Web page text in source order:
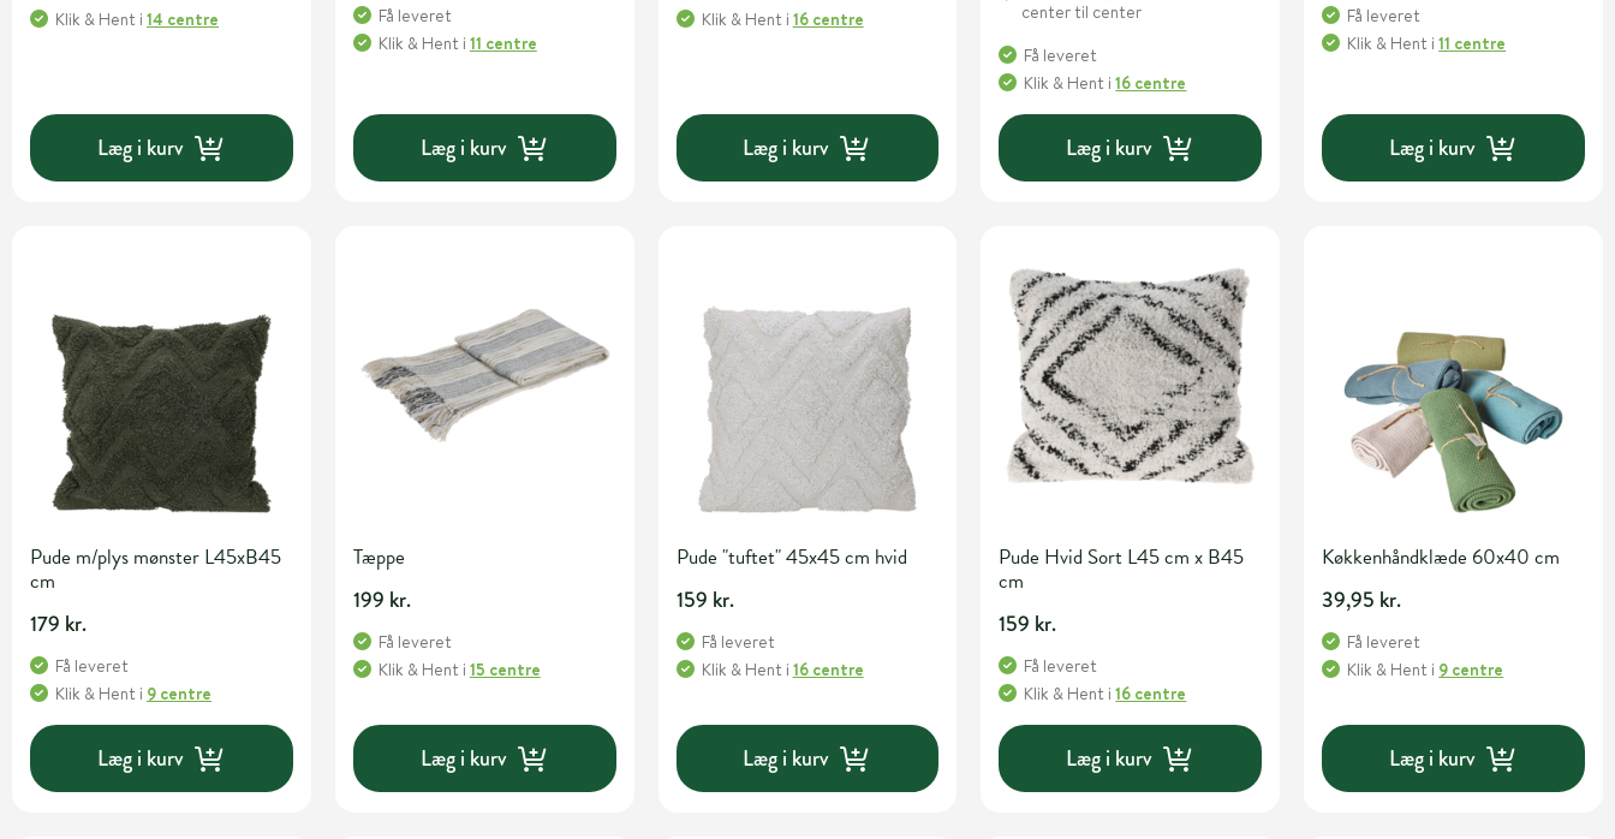
Klik & Hent i 14 centre
Læg i kurv
Få leveret
Klik & Hent i 11 centre
Læg i kurv
Klik & Hent i 16 centre
Læg i kurv
center til center
Få leveret
Klik & Hent i16 centre
Læg i kurv
Få leveret
Klik & Hent i11 centre
Læg i kurv
Pude m/plys mønster L45xB45
cm
179 kr.
Få leveret
Klik & Hent i 9 centre
Læg i kurv
Tæppe
199 kr.
Få leveret
Klik & Hent i 15 centre
Læg i kurv
Pude "tuftet" 45x45 cm hvid
159 kr.
Få leveret
Klik & Hent i 16 centre
Læg i kurv
Pude Hvid Sort L45 cm x B45
cm
159 kr.
Få leveret
Klik & Hent i16 centre
Læg i kurv
Køkkenhåndklæde 60x40 cm
39,95 kr.
Få leveret
Klik & Hent i 9 centre
Læg i kurv